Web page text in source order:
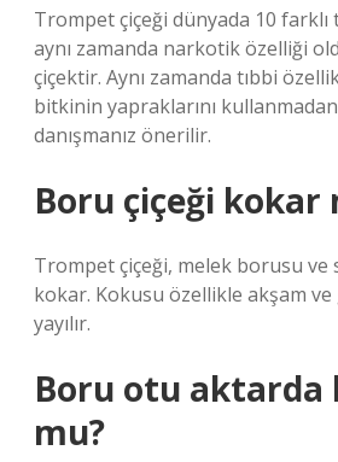
Trompet çiçeği dünyada 10
aynı zamanda narkotik özelliği
çiçektir. Aynı zamanda tıbbi
bitkinin yapraklarını
danışmanız önerilir.
Boru çiçeği kokar
Trompet çiçeği, melek borusu ve
kokar. Kokusu özellikle akşam
yayılır.
Boru otu aktarda
mu?